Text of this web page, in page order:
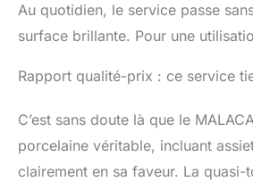
Au quotidien, le service passe
surface brillante. Pour une
Rapport qualité-prix : ce service
C’est sans doute là que le
porcelaine véritable, incluant
clairement en sa faveur. La